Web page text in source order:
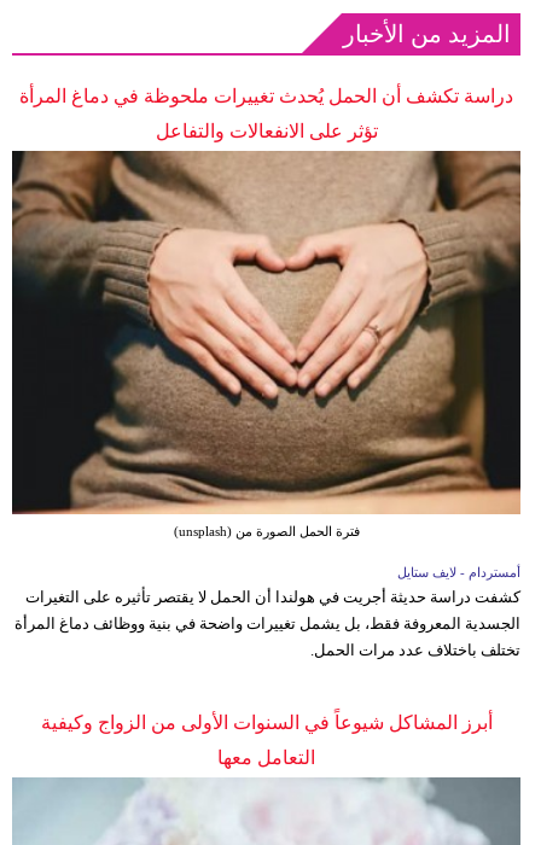
المزيد من الأخبار
دراسة تكشف أن الحمل يُحدث تغييرات ملحوظة في دماغ المرأة
تؤثر على الانفعالات والتفاعل
فترة الحمل الصورة من (unsplash)
أمستردام - لايف ستايل
كشفت دراسة حديثة أجريت في هولندا أن الحمل لا يقتصر تأثيره على التغيرات
الجسدية المعروفة فقط، بل يشمل تغييرات واضحة في بنية ووظائف دماغ المرأة
تختلف باختلاف عدد مرات الحمل.
أبرز المشاكل شيوعاً في السنوات الأولى من الزواج وكيفية
التعامل معها